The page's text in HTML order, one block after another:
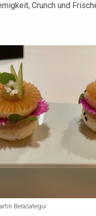
Crunch und
Berasategui